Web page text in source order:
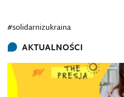
#solidarnizukraina
AKTUALNOŚCI